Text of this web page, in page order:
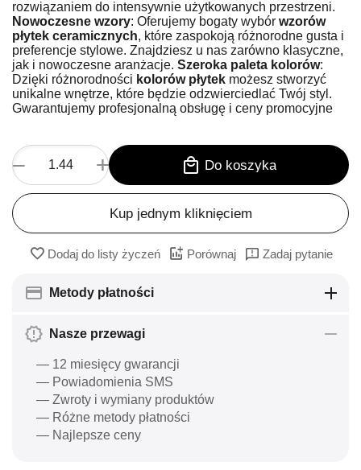
rozwiązaniem do intensywnie użytkowanych przestrzeni.
Nowoczesne wzory: Oferujemy bogaty wybór wzorów
płytek ceramicznych, które zaspokoją różnorodne gusta i
preferencje stylowe. Znajdziesz u nas zarówno klasyczne,
jak i nowoczesne aranżacje. Szeroka paleta kolorów:
Dzięki różnorodności kolorów płytek możesz stworzyć
unikalne wnętrze, które będzie odzwierciedlać Twój styl.
Gwarantujemy profesjonalną obsługę i ceny promocyjne
+
− Do koszyka
Kup jednym kliknięciem
Dodaj do listy życzeń Porównaj Zadaj pytanie
Metody płatności
Nasze przewagi
— 12 miesięcy gwarancji
— Powiadomienia SMS
— Zwroty i wymiany produktów
— Różne metody płatności
— Najlepsze ceny